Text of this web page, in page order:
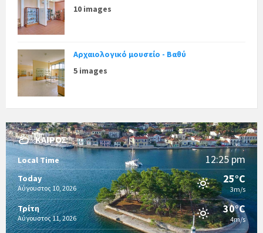
10 images
Αρχαιολογικό μουσείο - Βαθύ
5 images
ΚΑΙΡΌΣ
Local Time 12:25 pm
Today
Αύγουστος 10, 2026
25°C
3m/s
Τρίτη
Αύγουστος 11, 2026
30°C
4m/s